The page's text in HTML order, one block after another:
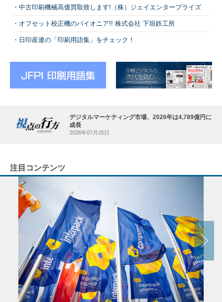
中古印刷機械高価買取致します!（株）ジェイエンタープライズ
オフセット校正機のパイオニア!! 株式会社 下垣鉄工所
日印産連の「印刷用語集」をチェック！
デジタルマーケティング市場、2026年は4,789億円に
成長
2026年07月25日
注目コンテンツ